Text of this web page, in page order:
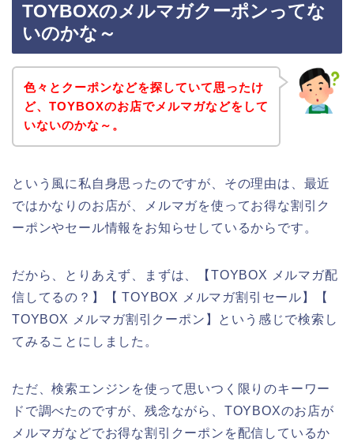
TOYBOXのメルマガクーポンってな
いのかな～
色々とクーポンなどを探していて思ったけ
ど、TOYBOXのお店でメルマガなどをして
いないのかな～。
という風に私自身思ったのですが、その理由は、最近
ではかなりのお店が、メルマガを使ってお得な割引ク
ーポンやセール情報をお知らせしているからです。
だから、とりあえず、まずは、【TOYBOX メルマガ配
信してるの？】【 TOYBOX メルマガ割引セール】【
TOYBOX メルマガ割引クーポン】という感じで検索し
てみることにしました。
ただ、検索エンジンを使って思いつく限りのキーワー
ドで調べたのですが、残念ながら、TOYBOXのお店が
メルマガなどでお得な割引クーポンを配信しているか